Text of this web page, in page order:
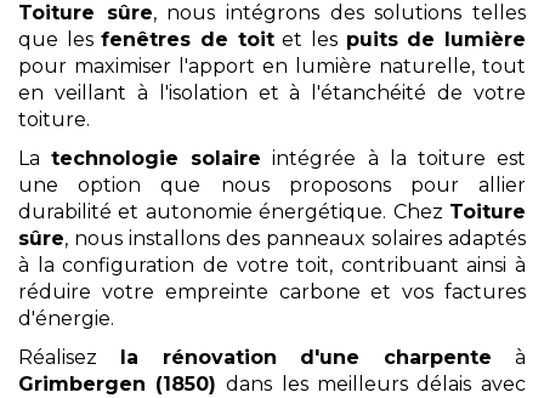
Toiture sûre, nous intégrons des solutions telles
que lesfenêtres de toitet les puits de lumière
pour maximiser l'apport en lumière naturelle, tout
en veillant à l'isolation et à l'étanchéité de votre
toiture.
Latechnologie solaire intégrée à la toiture est
une option que nous proposons pour allier
durabilité et autonomie énergétique. Chez Toiture
sûre, nous installons des panneaux solaires adaptés
à la configuration de votre toit, contribuant ainsi à
réduire votre empreinte carbone et vos factures
d'énergie.
Réalisez la rénovation d'une charpente à
Grimbergen (1850) dans les meilleurs délais avec